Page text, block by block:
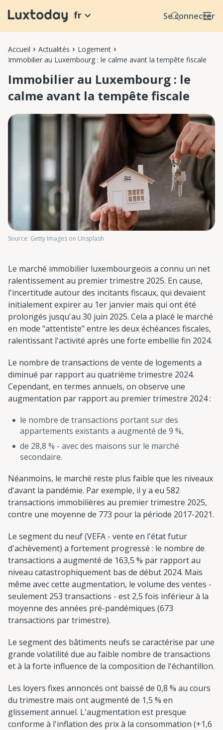
Se connecter
fr
Accueil Actualités
Logement
Immobilier au Luxembourg : le calme avant la tempête fiscale
Immobilier au Luxembourg : le
calme avant la tempête fiscale
Source: Getty Images on Unsplash
Le marché immobilier luxembourgeois a connu un net
ralentissement au premier trimestre 2025. En cause,
l'incertitude autour des incitants fiscaux, qui devaient
initialement expirer au 1er janvier mais qui ont été
prolongés jusqu'au 30 juin 2025. Cela a placé le marché
en mode "attentiste" entre les deux échéances fiscales,
ralentissant l'activité après une forte embellie fin 2024.
Le nombre de transactions de vente de logements a
diminué par rapport au quatrième trimestre 2024.
Cependant, en termes annuels, on observe une
augmentation par rapport au premier trimestre 2024 :
le nombre de transactions portant sur des
appartements existants a augmenté de 9 %,
de 28,8 % - avec des maisons sur le marché
secondaire.
Néanmoins, le marché reste plus faible que les niveaux
d'avant la pandémie. Par exemple, il y a eu 582
transactions immobilières au premier trimestre 2025,
contre une moyenne de 773 pour la période 2017-2021.
Le segment du neuf (VEFA - vente en l'état futur
d'achèvement) a fortement progressé : le nombre de
transactions a augmenté de 163,5 % par rapport au
niveau catastrophiquement bas de début 2024. Mais
même avec cette augmentation, le volume des ventes -
seulement 253 transactions - est 2,5 fois inférieur à la
moyenne des années pré-pandémiques (673
transactions par trimestre).
Le segment des bâtiments neufs se caractérise par une
grande volatilité due au faible nombre de transactions
et à la forte influence de la composition de l'échantillon.
Les loyers fixes annoncés ont baissé de 0,8 % au cours
du trimestre mais ont augmenté de 1,5 % en
glissement annuel. L'augmentation est presque
conforme à l'inflation des prix à la consommation (+1,6